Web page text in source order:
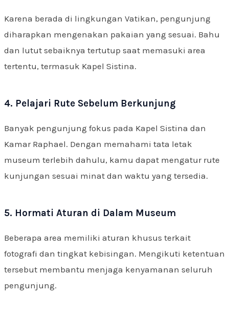
Karena berada di lingkungan Vatikan, pengunjung
diharapkan mengenakan pakaian yang sesuai. Bahu
dan lutut sebaiknya tertutup saat memasuki area
tertentu, termasuk Kapel Sistina.
4. Pelajari Rute Sebelum Berkunjung
Banyak pengunjung fokus pada Kapel Sistina dan
Kamar Raphael. Dengan memahami tata letak
museum terlebih dahulu, kamu dapat mengatur rute
kunjungan sesuai minat dan waktu yang tersedia.
5. Hormati Aturan di Dalam Museum
Beberapa area memiliki aturan khusus terkait
fotografi dan tingkat kebisingan. Mengikuti ketentuan
tersebut membantu menjaga kenyamanan seluruh
pengunjung.